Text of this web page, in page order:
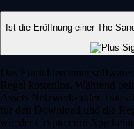
Ist die Eröffnung einer The
Das Einrichten einer
Regel kostenlos. Während
Assets Netzwerk- oder
für den Download und die
wie der Crypto.com App